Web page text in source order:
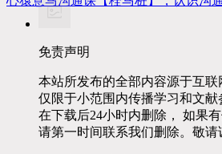
免责声明
本站所发布的全部内容源于互联
仅限于小范围内传播学习和文献
在下载后24小时内删除， 如果
请第一时间联系我们删除。敬请